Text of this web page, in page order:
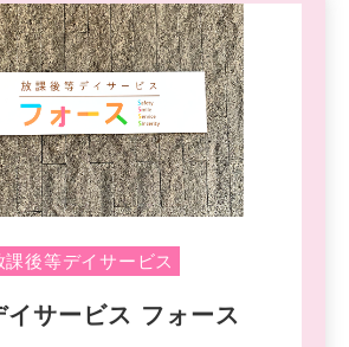
課後等デイサービス
イサービス フォース